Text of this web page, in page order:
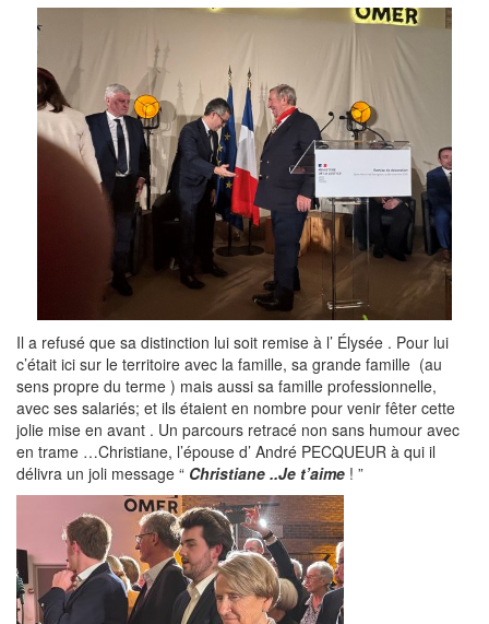
Il a refusé que sa distinction lui soit remise à l’ Élysée . Pour lui
c’était ici sur le territoire avec la famille, sa grande famille (au
sens propre du terme ) mais aussi sa famille professionnelle,
avec ses salariés; et ils étaient en nombre pour venir fêter cette
jolie mise en avant . Un parcours retracé non sans humour avec
en trame …Christiane, l’épouse d’ André PECQUEUR à qui il
délivra un joli message “ Christiane ..Je t’aime ! ”